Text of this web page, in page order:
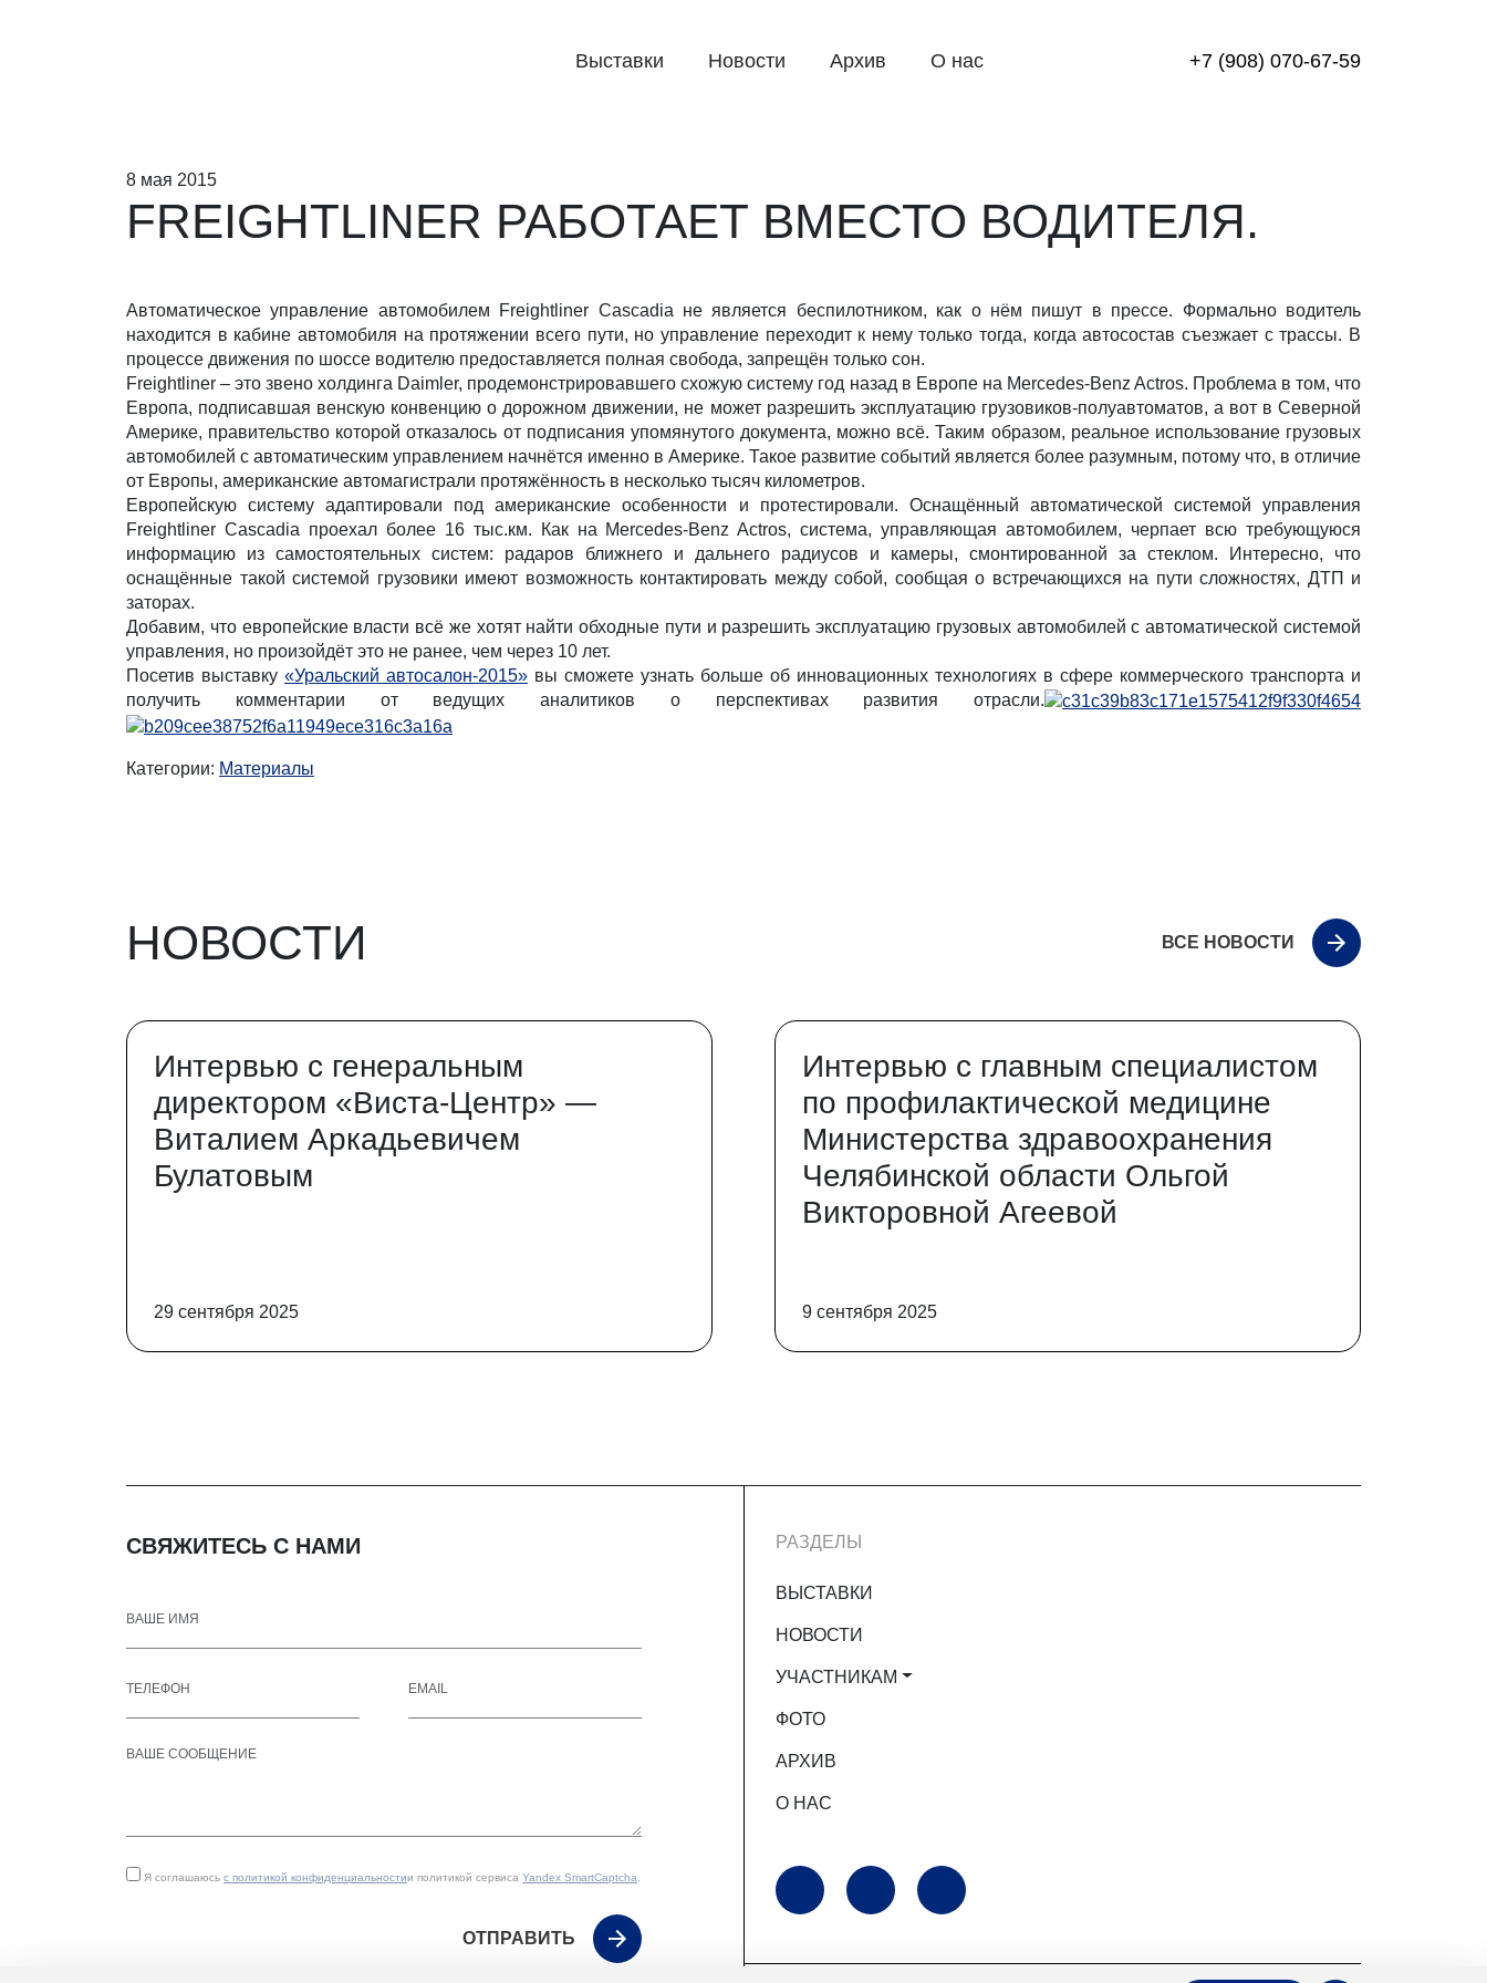
Выставки Новости Архив О нас +7 (908) 070-67-59
8 мая 2015
FREIGHTLINER РАБОТАЕТ ВМЕСТО ВОДИТЕЛЯ.
Автоматическое управление автомобилем Freightliner Cascadia не является беспилотником, как о нём пишут в прессе. Формально водитель
находится в кабине автомобиля на протяжении всего пути, но управление переходит к нему только тогда, когда автосостав съезжает с трассы. В
процессе движения по шоссе водителю предоставляется полная свобода, запрещён только сон.
Freightliner – это звено холдинга Daimler, продемонстрировавшего схожую систему год назад в Европе на Mercedes-Benz Actros. Проблема в том, что
Европа, подписавшая венскую конвенцию о дорожном движении, не может разрешить эксплуатацию грузовиков-полуавтоматов, а вот в Северной
Америке, правительство которой отказалось от подписания упомянутого документа, можно всё. Таким образом, реальное использование грузовых
автомобилей с автоматическим управлением начнётся именно в Америке. Такое развитие событий является более разумным, потому что, в отличие
от Европы, американские автомагистрали протяжённость в несколько тысяч километров.
Европейскую систему адаптировали под американские особенности и протестировали. Оснащённый автоматической системой управления
Freightliner Cascadia проехал более 16 тыс.км. Как на Mercedes-Benz Actros, система, управляющая автомобилем, черпает всю требующуюся
информацию из самостоятельных систем: радаров ближнего и дальнего радиусов и камеры, смонтированной за стеклом. Интересно, что
оснащённые такой системой грузовики имеют возможность контактировать между собой, сообщая о встречающихся на пути сложностях, ДТП и
заторах.
Добавим, что европейские власти всё же хотят найти обходные пути и разрешить эксплуатацию грузовых автомобилей с автоматической системой
управления, но произойдёт это не ранее, чем через 10 лет.
Посетив выставку «Уральский автосалон-2015» вы сможете узнать больше об инновационных технологиях в сфере коммерческого транспорта и
получить комментарии от ведущих аналитиков о перспективах развития отрасли.
Категории: Материалы
НОВОСТИ ВСЕ НОВОСТИ
Интервью с генеральным
директором «Виста-Центр» —
Виталием Аркадьевичем
Булатовым
29 сентября 2025
Интервью с главным специалистом
по профилактической медицине
Министерства здравоохранения
Челябинской области Ольгой
Викторовной Агеевой
9 сентября 2025
СВЯЖИТЕСЬ С НАМИ
Я соглашаюсь с политикой конфиденциальностии политикой сервиса Yandex SmartCaptcha
ОТПРАВИТЬ
РАЗДЕЛЫ
ВЫСТАВКИ
НОВОСТИ
УЧАСТНИКАМ
ФОТО
АРХИВ
О НАС